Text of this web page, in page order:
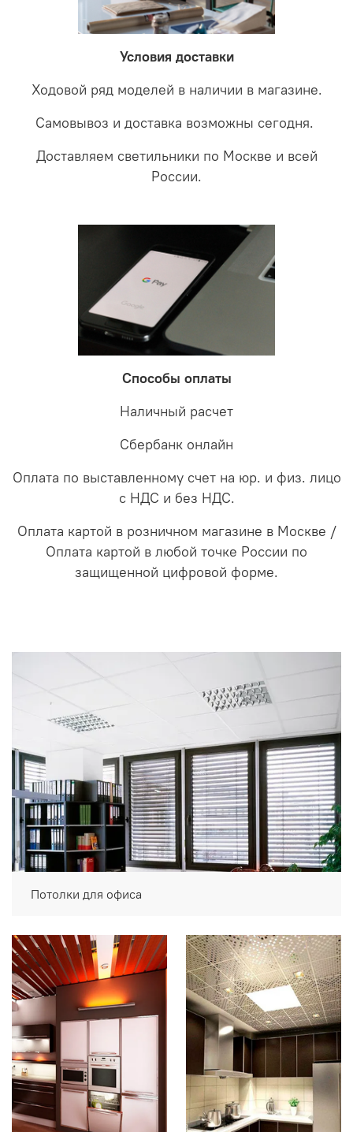
светильники на экспертизу производителю. После
проверки будет выясненная причина поломки и
LED светильники не только экономите деньги но еще
забудете что такое тусклость и недостаток освещения.
Условия доставки
Ходовой ряд моделей в наличии в магазине.
Самовывоз и доставка возможны сегодня.
Доставляем светильники по Москве и всей
России.
Способы оплаты
Наличный расчет
Сбербанк онлайн
Оплата по выставленному счет на юр. и физ. лицо
с НДС и без НДС.
Оплата картой в розничном магазине в Москве /
Оплата картой в любой точке России по
защищенной цифровой форме.
Потолки для офиса